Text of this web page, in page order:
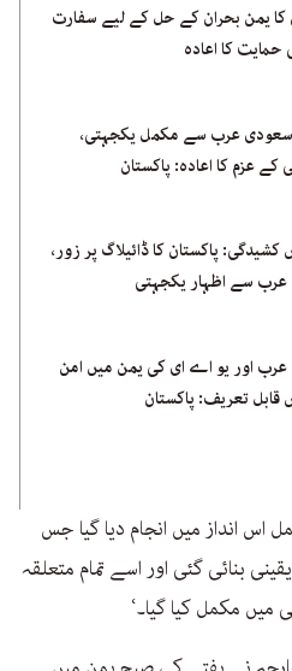
کا یمن بحران کے حل کے لیے سفارت
حمایت کا اعادہ
سعودی عرب سے مکمل یکجہتی،
کے عزم کا اعادہ: پاکستان
کشیدگی: پاکستان کا ڈائیلاگ پر زور،
سے اظہار یکجہتی
اور یو اے ای کی یمن میں امن
تعریف: پاکستان
اس انداز میں انجام دیا گیا جس
بنائی گئی اور اسے تمام متعلقہ
میں مکمل کیا گیا۔‘